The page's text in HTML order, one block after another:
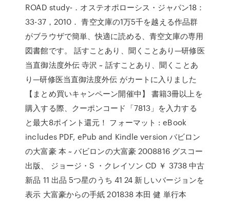
ROAD study‐．オステオポローシス・ジャパン18：
33-37，2010． 青空文庫の1万5千を越える作品群
がブラウザで簡単、快適に読める、青空文庫の専用
図書館です。 話すことあり、聞くことあり—研修医
当直御法度外伝 寺沢 ~ 話すことあり、聞くことあ
り—研修医当直御法度外伝 がカートに入りました
【まとめ買いキャンペーン開催中】 書籍3冊以上を
購入する際、クーポンコード「7813」を入力する
と最大8ポイント還元！ フォーマット : eBook
includes PDF, ePub and Kindle version バビロン
の大富豪 本 ~ バビロンの大富豪 2008816 グスコー
出版、 ジョージ・S ・クレイソン CD ￥ 3738 中古
新品 11 出品 5つ星のうち 41 24 新しいバージョンを
表示 大富豪からの手紙 201838 本田 健 単行本